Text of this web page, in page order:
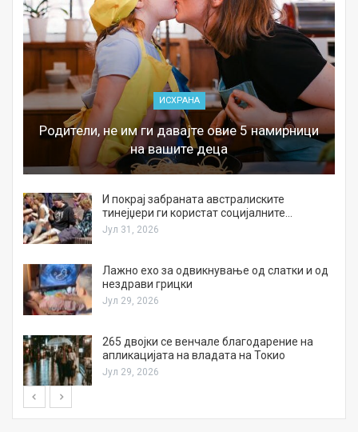
ИСХРАНА
Родители, не им ги давајте овие 5 намирници
на вашите деца
И покрај забраната австралиските
тинејџери ги користат социјалните…
Јул 31, 2026
Лажно ехо за одвикнување од слатки и од
нездрави грицки
Јул 29, 2026
265 двојки се венчале благодарение на
апликацијата на владата на Токио
Јул 29, 2026